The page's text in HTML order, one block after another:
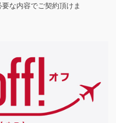
な内容でご契約頂けま